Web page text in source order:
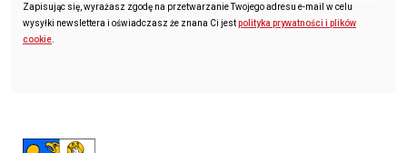
Zapisując się, wyrażasz zgodę na przetwarzanie Twojego adresu e-mail w celu
wysyłki newslettera i oświadczasz że znana Ci jestpolityka prywatności i plików
cookie